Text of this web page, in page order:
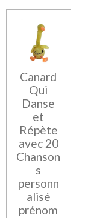
Canard
Qui
Danse
et
Répète
avec 20
Chanson
s
personn
alisé
prénom